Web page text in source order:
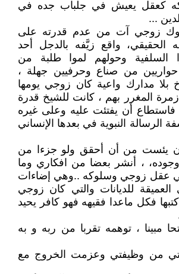
كعقل يعيش في جلباب جده في
...
زوجي آت من عدم قدرته على
الحقيقي، واقع زيَّفه بالدجل أحد
السلفية وحولهم لموا طلبة من
حواريين من صناع وحرفيين جهلة ،
مدارك واعية كان زوجي يومها
زمرة المغرر بهم ، كانت للشيخ قدرة
أن يفتئت عليه وعلى غيره
الرسالة النبوية في بعدها الإنساني
يئست من أن أحقق ولو جزءا من
، أنشر بعضا من افكاري وما
عقل زوجي وسلوكه ..وهي إضاءات
العميقة للديانات والتي كان زوجي
فكل ماعدا فقيهه فهو كافر يحيد
مبينا ، توهمه تقربا من ربه و به
من وظيفتي وعزمت الخروج مع